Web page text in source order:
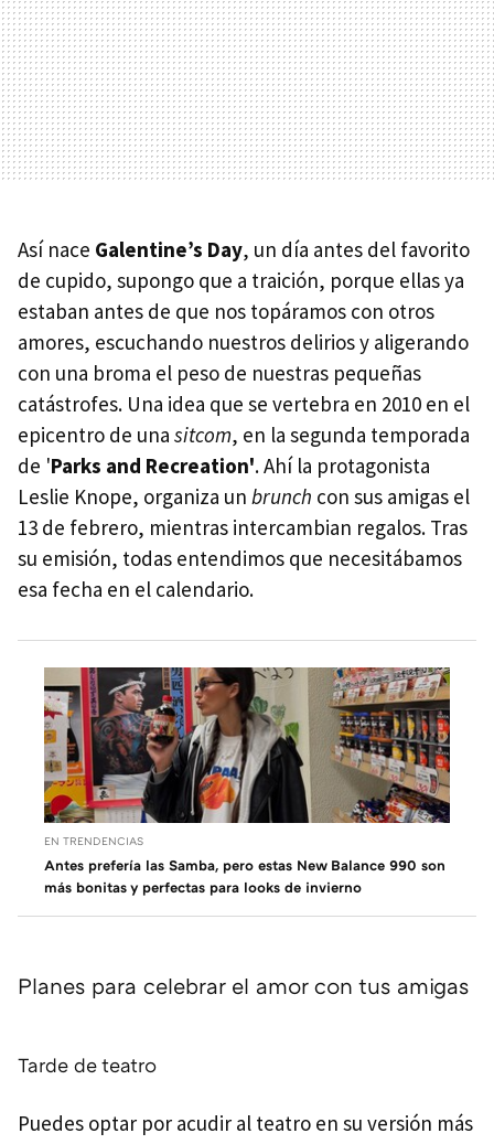
Así nace Galentine’s Day, un día antes del favorito
de cupido, supongo que a traición, porque ellas ya
estaban antes de que nos topáramos con otros
amores, escuchando nuestros delirios y aligerando
con una broma el peso de nuestras pequeñas
catástrofes. Una idea que se vertebra en 2010 en el
epicentro de una sitcom, en la segunda temporada
de 'Parks and Recreation'. Ahí la protagonista
Leslie Knope, organiza un brunch con sus amigas el
13 de febrero, mientras intercambian regalos. Tras
su emisión, todas entendimos que necesitábamos
esa fecha en el calendario.
EN TRENDENCIAS
Antes prefería las Samba, pero estas New Balance 990 son
más bonitas y perfectas para looks de invierno
Planes para celebrar el amor con tus amigas
Tarde de teatro
Puedes optar por acudir al teatro en su versión más